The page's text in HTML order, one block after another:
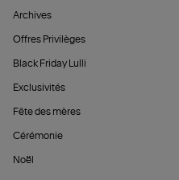
Archives
Offres Privilèges
Black Friday Lulli
Exclusivités
Fête des mères
Cérémonie
Noël